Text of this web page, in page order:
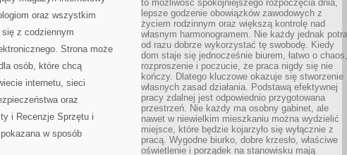
oraz wszystkim
się z codziennym
Strona może
osób, które chcą
internetu, sieci
oraz
i Recenzje Sprzętu i
w sposób
to możliwość spokojniejszego rozpoczęcia dnia,
lepsze godzenie obowiązków zawodowych z
życiem rodzinnym oraz większą kontrolę nad
własnym harmonogramem. Nie każdy jednak
od razu dobrze wykorzystać tę swobodę. Kiedy
dom staje się jednocześnie biurem, łatwo o chaos,
rozproszenie i poczucie, że praca nigdy się nie
kończy. Dlatego kluczowe okazuje się stworzenie
własnych zasad działania. Podstawą efektywnej
pracy zdalnej jest odpowiednio przygotowana
przestrzeń. Nie każdy ma osobny gabinet, ale
nawet w niewielkim mieszkaniu można wydzielić
miejsce, które będzie kojarzyło się wyłącznie z
pracą. Wygodne biurko, dobre krzesło, właściwe
oświetlenie i porządek na stanowisku mają